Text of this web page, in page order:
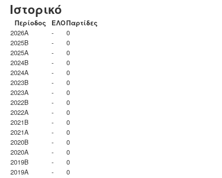
Ιστορικό
Περίοδος ΕΛΟΠαρτίδες
2026A
-
0
2025B
-
0
2025A
-
0
2024B
-
0
2024A
-
0
2023B
-
0
2023Α
-
0
2022B
-
0
2022A
-
0
2021B
-
0
2021A
-
0
2020B
-
0
2020A
-
0
2019B
-
0
2019A
-
0